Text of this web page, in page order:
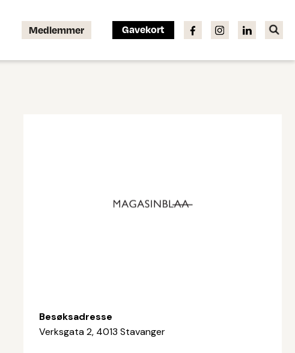
Medlemmer Gavekort
Besøksadresse
Verksgata 2, 4013 Stavanger